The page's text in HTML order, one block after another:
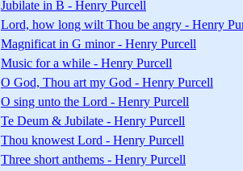
Jubilate in B - Henry Purcell
Lord, how long wilt Thou be angry - Henry
Magnificat in G minor - Henry Purcell
Music for a while - Henry Purcell
O God, Thou art my God - Henry Purcell
O sing unto the Lord - Henry Purcell
Te Deum & Jubilate - Henry Purcell
Thou knowest Lord - Henry Purcell
Three short anthems - Henry Purcell